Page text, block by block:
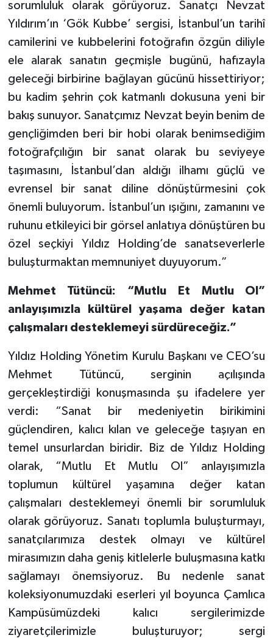
sorumluluk olarak görüyoruz. Sanatçı Nevzat
Yıldırım’ın ‘Gök Kubbe’ sergisi, İstanbul’un tarihî
camilerini ve kubbelerini fotoğrafın özgün diliyle
ele alarak sanatın geçmişle bugünü, hafızayla
geleceği birbirine bağlayan gücünü hissettiriyor;
bu kadim şehrin çok katmanlı dokusuna yeni bir
bakış sunuyor. Sanatçımız Nevzat beyin benim de
gençliğimden beri bir hobi olarak benimsediğim
fotoğrafçılığın bir sanat olarak bu seviyeye
taşımasını, İstanbul’dan aldığı ilhamı güçlü ve
evrensel bir sanat diline dönüştürmesini çok
önemli buluyorum. İstanbul’un ışığını, zamanını ve
ruhunu etkileyici bir görsel anlatıya dönüştüren bu
özel seçkiyi Yıldız Holding’de sanatseverlerle
buluşturmaktan memnuniyet duyuyorum.”
Mehmet Tütüncü: “Mutlu Et Mutlu Ol”
anlayışımızla kültürel yaşama değer katan
çalışmaları desteklemeyi sürdüreceğiz.”
Yıldız Holding Yönetim Kurulu Başkanı ve CEO’su
Mehmet Tütüncü, serginin açılışında
gerçekleştirdiği konuşmasında şu ifadelere yer
verdi: “Sanat bir medeniyetin birikimini
güçlendiren, kalıcı kılan ve geleceğe taşıyan en
temel unsurlardan biridir. Biz de Yıldız Holding
olarak, “Mutlu Et Mutlu Ol” anlayışımızla
toplumun kültürel yaşamına değer katan
çalışmaları desteklemeyi önemli bir sorumluluk
olarak görüyoruz. Sanatı toplumla buluşturmayı,
sanatçılarımıza destek olmayı ve kültürel
mirasımızın daha geniş kitlelerle buluşmasına katkı
sağlamayı önemsiyoruz. Bu nedenle sanat
koleksiyonumuzdaki eserleri yıl boyunca Çamlıca
Kampüsümüzdeki kalıcı sergilerimizde
ziyaretçilerimizle buluşturuyor; sergi